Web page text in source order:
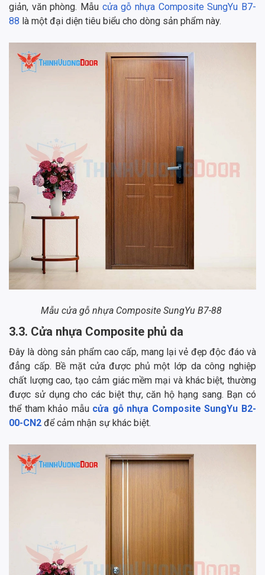
giản, văn phòng. Mẫu cửa gỗ nhựa Composite SungYu B7-
88 là một đại diện tiêu biểu cho dòng sản phẩm này.
Mẫu cửa gỗ nhựa Composite SungYu B7-88
3.3. Cửa nhựa Composite phủ da
Đây là dòng sản phẩm cao cấp, mang lại vẻ đẹp độc đáo và
đẳng cấp. Bề mặt cửa được phủ một lớp da công nghiệp
chất lượng cao, tạo cảm giác mềm mại và khác biệt, thường
được sử dụng cho các biệt thự, căn hộ hạng sang. Bạn có
thể tham khảo mẫu cửa gỗ nhựa Composite SungYu B2-
00-CN2 để cảm nhận sự khác biệt.